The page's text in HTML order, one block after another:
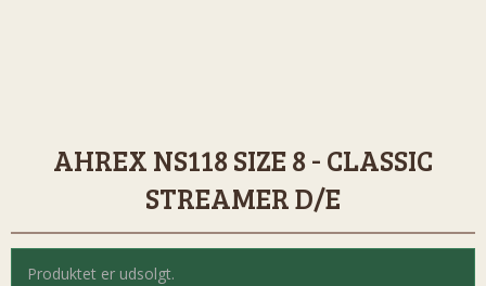
AHREX NS118 SIZE 8 - CLASSIC
STREAMER D/E
Produktet er udsolgt.